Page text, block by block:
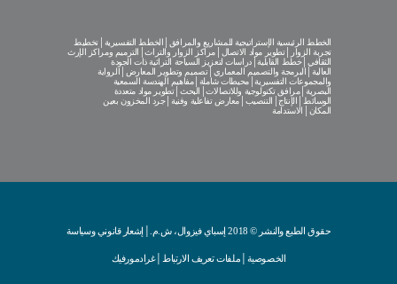
الخطط الرئيسية الإستراتيجية للمشاريع والمرافق│الخطط التفسيرية│تخطيط
تجربة الزوار│تطوير مواد الاتصال│مراكز الزوار والتراث│الترميم ومراكز الإرث
الثقافي│خطط القابلية│دراسات لتعزيز السياحة التراثية ذات الجودة
العالية│البرمجة والتصميم المعماري│تصميم وتطوير المعارض│الرواية
والمجموعات التفسيرية│محيطات شاملة│مفاهيم الهندسة السمعية
البصرية│مرافق تكنولوجية وللاتصالات│البحث│تطوير مواد متعددة
الوسائط│الإنتاج│التنصيب│معارض تفاعلية وفنية│جرد المخزون بعين
المكان│الاستدامة
حقوق الطبع والنشر © 2018 إسباي فيزوال، ش.م.│ إشعار قانوني وسياسة
الخصوصية ملفات تعريف الارتباط │غرادمورفيك